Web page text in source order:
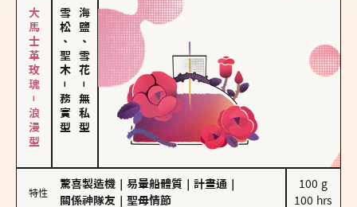
大馬士革玫瑰－浪漫型 雪松、聖木
－
務實型
海鹽、雪花
－
無私型
特性
驚喜製造機 易暈船體質 計畫通
關係神隊友
聖母情節
100 g
100 hrs